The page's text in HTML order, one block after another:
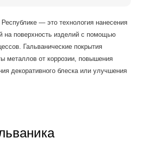
— это технология нанесения
на поверхность изделий с помощью
Гальванические покрытия
металлов от коррозии, повышения
декоративного блеска или улучшения